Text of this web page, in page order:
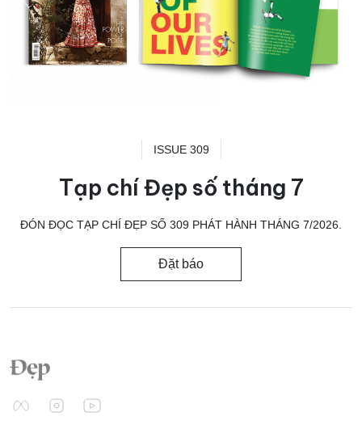
ISSUE 309
Tạp chí Đẹp số tháng 7
ĐÓN ĐỌC TẠP CHÍ ĐẸP SỐ 309 PHÁT HÀNH THÁNG 7/2026.
Đặt báo